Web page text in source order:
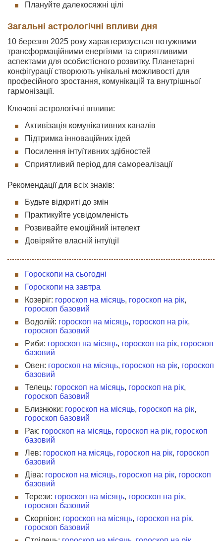
Плануйте далекосяжні цілі
Загальні астрологічні впливи дня
10 березня 2025 року характеризується потужними
трансформаційними енергіями та сприятливими
аспектами для особистісного розвитку. Планетарні
конфігурації створюють унікальні можливості для
професійного зростання, комунікацій та внутрішньої
гармонізації.
Ключові астрологічні впливи:
Активізація комунікативних каналів
Підтримка інноваційних ідей
Посилення інтуїтивних здібностей
Сприятливий період для самореалізації
Рекомендації для всіх знаків:
Будьте відкриті до змін
Практикуйте усвідомленість
Розвивайте емоційний інтелект
Довіряйте власній інтуїції
Гороскопи на сьогодні
Гороскопи на завтра
Козеріг: гороскоп на місяць, гороскоп на рік,
гороскоп базовий
Водолій: гороскоп на місяць, гороскоп на рік,
гороскоп базовий
Риби: гороскоп на місяць, гороскоп на рік, гороскоп
базовий
Овен: гороскоп на місяць, гороскоп на рік, гороскоп
базовий
Телець: гороскоп на місяць, гороскоп на рік,
гороскоп базовий
Близнюки: гороскоп на місяць, гороскоп на рік,
гороскоп базовий
Рак: гороскоп на місяць, гороскоп на рік, гороскоп
базовий
Лев: гороскоп на місяць, гороскоп на рік, гороскоп
базовий
Діва: гороскоп на місяць, гороскоп на рік, гороскоп
базовий
Терези: гороскоп на місяць, гороскоп на рік,
гороскоп базовий
Скорпіон: гороскоп на місяць, гороскоп на рік,
гороскоп базовий